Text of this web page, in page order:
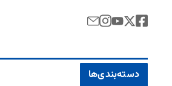
دسته‌بندی‌ها